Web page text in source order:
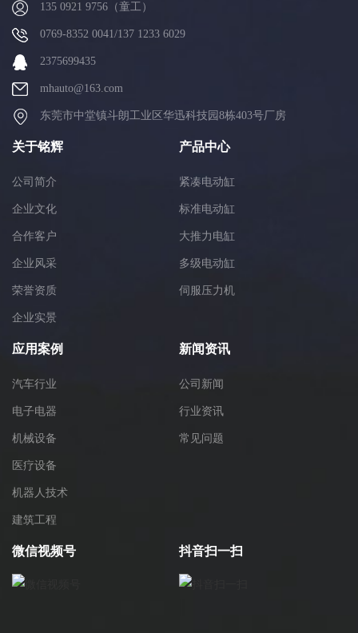
135 0921 9756（童工）
0769-8352 0041/137 1233 6029
2375699435
mhauto@163.com
东莞市中堂镇斗朗工业区华迅科技园8栋403号厂房
关于铭辉
公司简介
企业文化
合作客户
企业风采
荣誉资质
企业实景
产品中心
紧凑电动缸
标准电动缸
大推力电缸
多级电动缸
伺服压力机
应用案例
汽车行业
电子电器
机械设备
医疗设备
机器人技术
建筑工程
新闻资讯
公司新闻
行业资讯
常见问题
微信视频号 抖音扫一扫